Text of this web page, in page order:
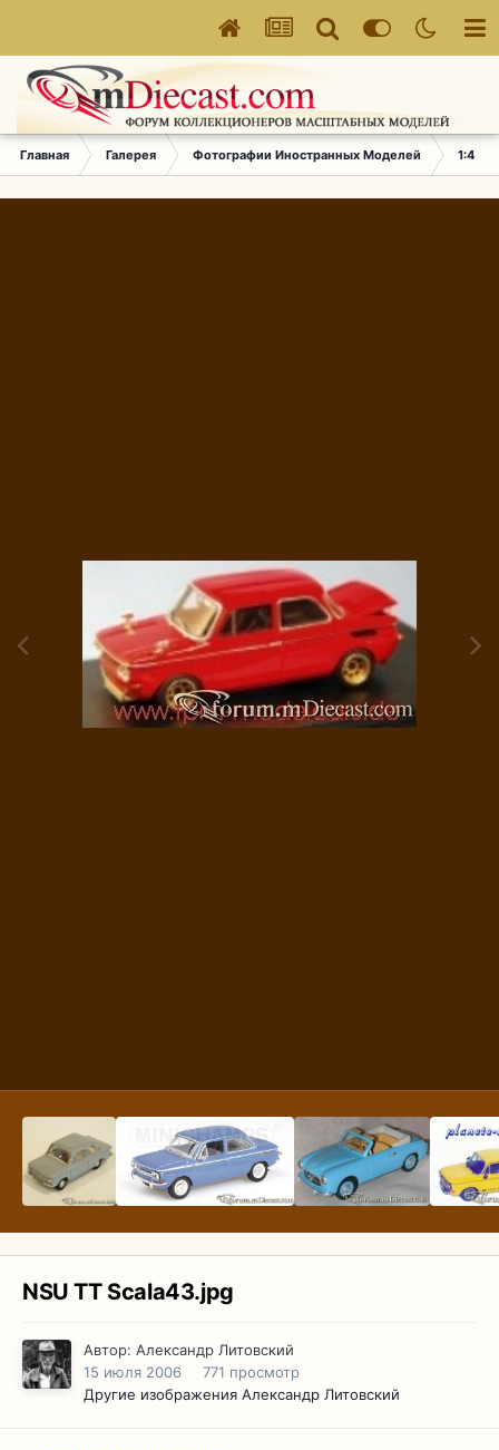
Главная Галерея Фотографии Иностранных Моделей 1:43
NSU TT Scala43.jpg
Автор: Александр Литовский
15 июля 2006
771 просмотр
Другие изображения Александр Литовский